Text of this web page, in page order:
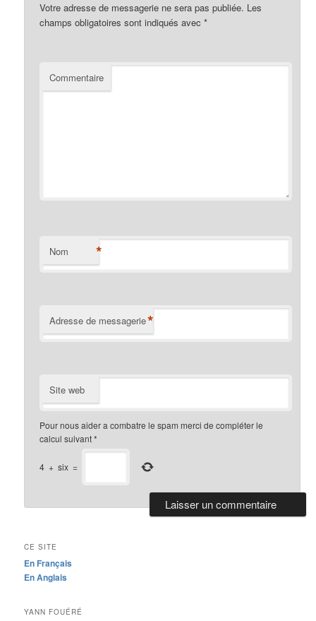
Votre adresse de messagerie ne sera pas publiée. Les
champs obligatoires sont indiqués avec*
Commentaire
Nom *
Adresse de messagerie*
Site web
Pour nous aider a combatre le spam merci de compléter le
calcul suivant*
4 + six =
CE SITE
En Français
En Anglais
YANN FOUÉRÉ